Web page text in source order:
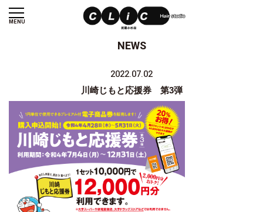
MENU
NEWS
2022.07.02
川崎じもと応援券 第3弾